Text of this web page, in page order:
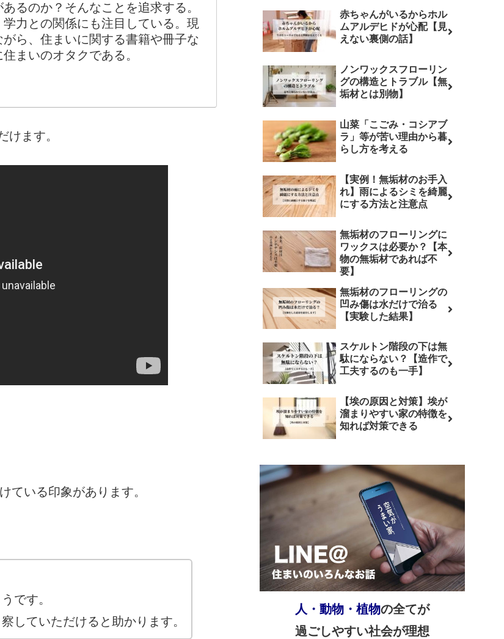
るのか？そんなことを追求する。
力との関係にも注目している。現
ら、住まいに関する書籍や冊子な
まいのオタクである。
けます。
ている印象があります。
です。
していただけると助かります。
赤ちゃんがいるからホル
ムアルデヒドが心配【見
えない裏側の話】
ノンワックスフローリン
グの構造とトラブル【無
垢材とは別物】
山菜「こごみ・コシアブ
ラ」等が苦い理由から暮
らし方を考える
【実例！無垢材のお手入
れ】雨によるシミを綺麗
にする方法と注意点
無垢材のフローリングに
ワックスは必要か？【本
物の無垢材であれば不
要】
無垢材のフローリングの
凹み傷は水だけで治る
【実験した結果】
スケルトン階段の下は無
駄にならない？【造作で
工夫するのも一手】
【埃の原因と対策】埃が
溜まりやすい家の特徴を
知れば対策できる
人・動物・植物の全てが
過ごしやすい社会が理想